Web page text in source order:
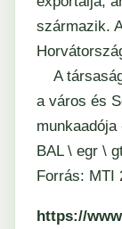
származik.
A
a város és
BAL \ egr \
Forrás: MTI
https://